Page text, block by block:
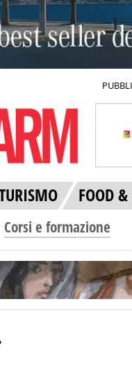
FOOD
Corsi e formazione